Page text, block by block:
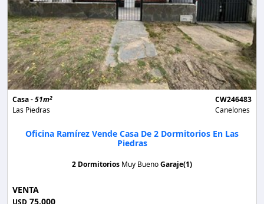
Casa -51m2
Las Piedras
CW246483
Canelones
Oficina Ramírez Vende Casa De 2 Dormitorios En Las
Piedras
2 Dormitorios Muy BuenoGaraje(1)
VENTA
USD 75.000